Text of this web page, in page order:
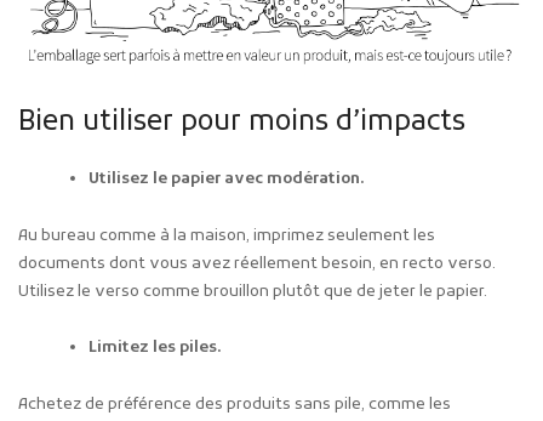
Bien utiliser pour moins d’impacts
Utilisez le papier avec modération.
Au bureau comme à la maison, imprimez seulement les
documents dont vous avez réellement besoin, en recto verso.
Utilisez le verso comme brouillon plutôt que de jeter le papier.
Limitez les piles.
Achetez de préférence des produits sans pile, comme les